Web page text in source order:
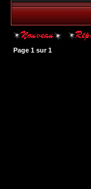
Page 1 sur1